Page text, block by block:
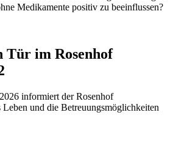
Medikamente positiv zu beeinflussen?
Tür im Rosenhof
informiert der Rosenhof
und die Betreuungsmöglichkeiten